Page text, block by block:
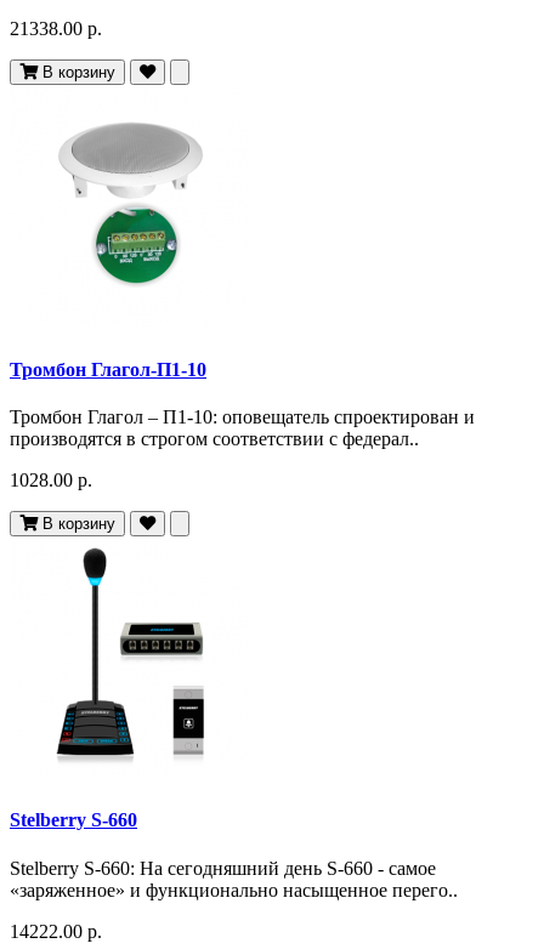
21338.00 р.
В корзину
Тромбон Глагол-П1-10
Тромбон Глагол – П1-10: оповещатель спроектирован и
производятся в строгом соответствии с федерал..
1028.00 р.
В корзину
Stelberry S-660
Stelberry S-660: На сегодняшний день S-660 - самое
«заряженное» и функционально насыщенное перего..
14222.00 р.